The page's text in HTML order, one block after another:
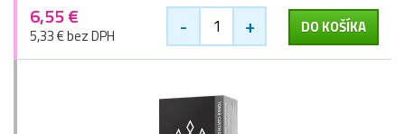
6,55 €
5,33 € bez DPH - + DO KOŠÍKA